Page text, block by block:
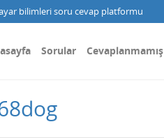
bilimleri soru cevap platformu
Sorular Cevaplanmamış